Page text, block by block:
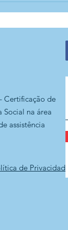
Madre
de Privacidade
Certificação de
Social na área
assistência